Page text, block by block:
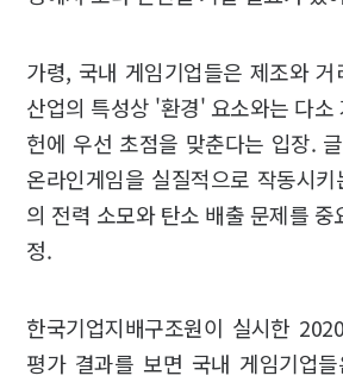
가령, 국내 게임기업들은 제조와 거
산업의 특성상 '환경' 요소와는 다소
헌에 우선 초점을 맞춘다는 입장.
온라인게임을 실질적으로 작동시
의 전력 소모와 탄소 배출 문제를 중
정.
한국기업지배구조원이 실시한
평가 결과를 보면 국내 게임기업